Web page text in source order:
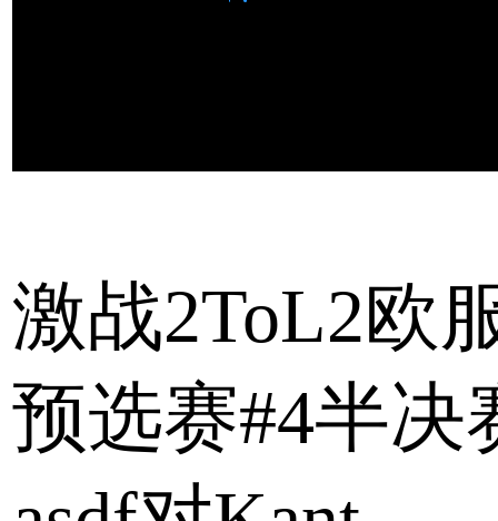
激战2ToL2欧
预选赛#4半决